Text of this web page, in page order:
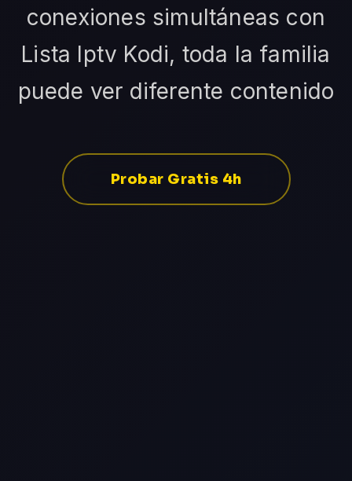
conexiones simultáneas con
Lista Iptv Kodi, toda la familia
puede ver diferente contenido
Probar Gratis 4h